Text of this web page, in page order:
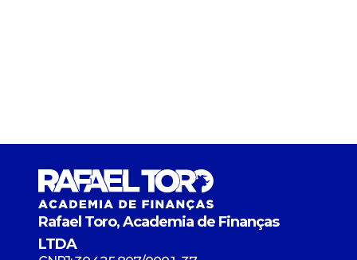
Rafael Toro, Academia de Finanças
LTDA